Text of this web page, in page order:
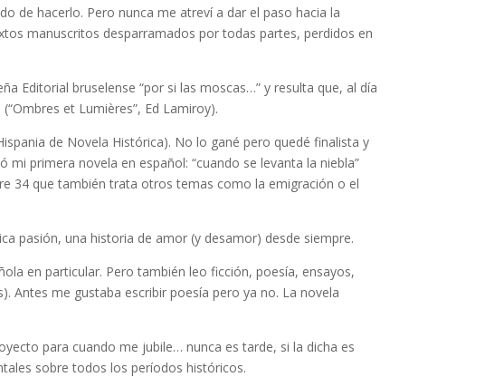
de hacerlo. Pero nunca me atreví a dar el paso hacia la
manuscritos desparramados por todas partes, perdidos en
Editorial bruselense “por si las moscas…” y resulta que, al día
et Lumières”, Ed Lamiroy).
de Novela Histórica). No lo gané pero quedé finalista y
primera novela en español: “cuando se levanta la niebla”
34 que también trata otros temas como la emigración o el
pasión, una historia de amor (y desamor) desde siempre.
en particular. Pero también leo ficción, poesía, ensayos,
Antes me gustaba escribir poesía pero ya no. La novela
para cuando me jubile… nunca es tarde, si la dicha es
sobre todos los períodos históricos.